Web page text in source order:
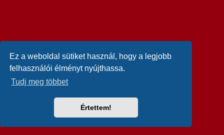
Ez a weboldal sütiket használ, hogy a legjobb
felhasználói élményt nyújthassa.
Tudj meg többet
Értettem!